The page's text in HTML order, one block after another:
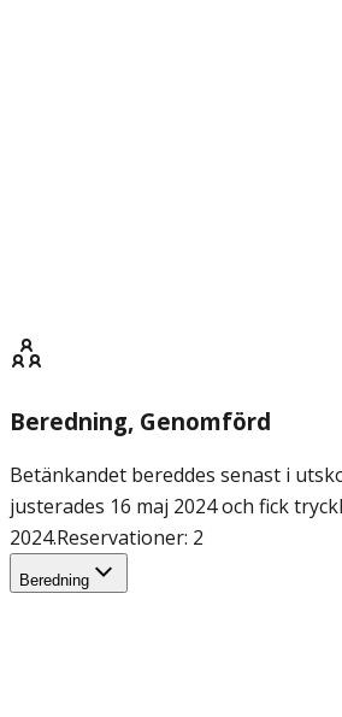
Beredning, Genomförd
Betänkandet bereddes senast i
justerades 16 maj 2024 och fick
2024.Reservationer: 2
Beredning